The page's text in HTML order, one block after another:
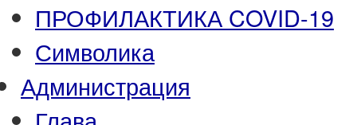
ПРОФИЛАКТИКА COVID-19
Символика
Администрация